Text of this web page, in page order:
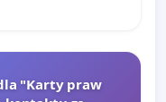
"Karty praw